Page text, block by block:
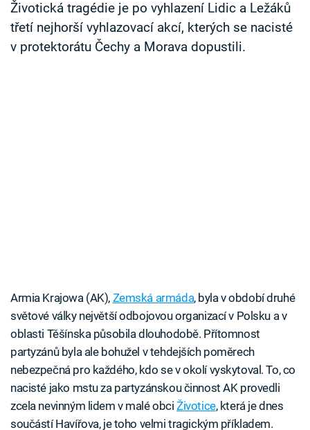
Sledujte nás
Životická tragédie je po vyhlazení Lidic a Ležáků
třetí nejhorší vyhlazovací akcí, kterých se nacisté
v protektorátu Čechy a Morava dopustili.
Armia Krajowa (AK), Zemská armáda, byla v období druhé
světové války největší odbojovou organizací v Polsku a v
oblasti Těšínska působila dlouhodobě. Přítomnost
partyzánů byla ale bohužel v tehdejších poměrech
nebezpečná pro každého, kdo se v okolí vyskytoval. To, co
nacisté jako mstu za partyzánskou činnost AK provedli
zcela nevinným lidem v malé obciŽivotice, která je dnes
součástí Havířova, je toho velmi tragickým příkladem.